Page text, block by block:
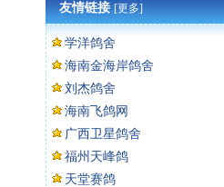
友情链接[更多]
学洋鸽舍
海南金海岸鸽舍
刘杰鸽舍
海南飞鸽网
广西卫星鸽舍
福州天峰鸽
天堂赛鸽